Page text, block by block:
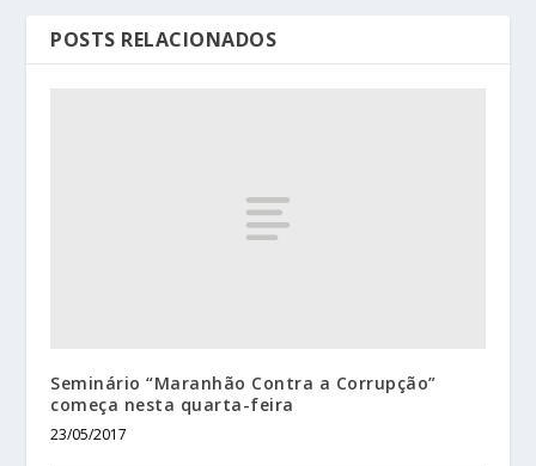
POSTS RELACIONADOS
Seminário “Maranhão Contra a Corrupção”
começa nesta quarta-feira
23/05/2017